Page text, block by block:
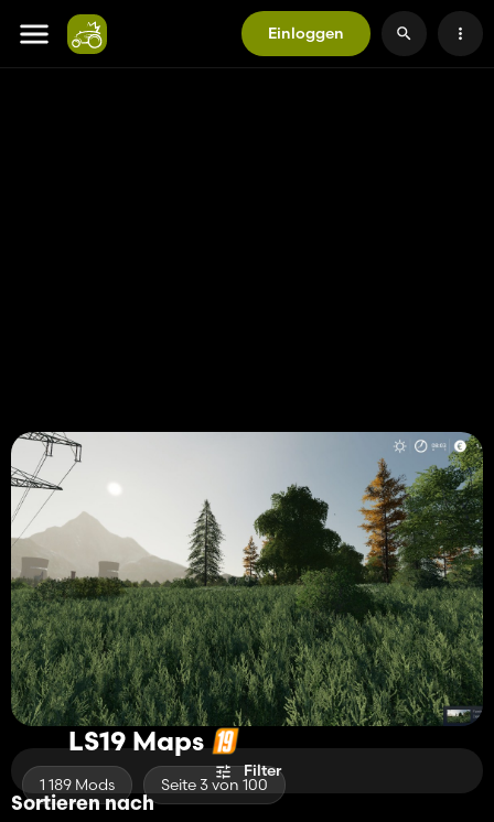
Einloggen
LS19 Maps
1 189 Mods Seite 3 von 100
Filter
Sortieren nach